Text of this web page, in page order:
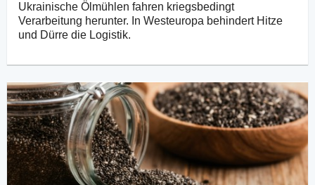
Ukrainische Ölmühlen fahren kriegsbedingt
Verarbeitung herunter. In Westeuropa behindert Hitze
und Dürre die Logistik.